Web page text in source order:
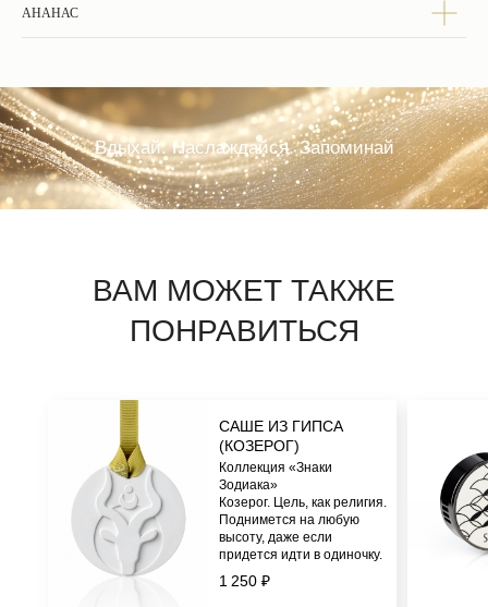
АНАНАС
САШЕ ИЗ ГИПСА
(КОЗЕРОГ)
1 250 ₽
Коллекция «Знаки
Зодиака»
Козерог. Цель, как религия.
Поднимется на любую
высоту, даже если
придется идти в одиночку.